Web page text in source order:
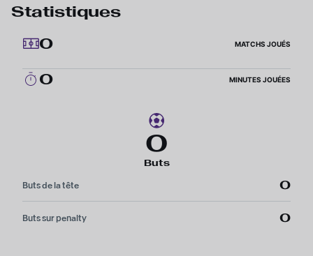
Statistiques
0
MATCHS JOUÉS
0 MINUTES JOUÉES
0
Buts
Buts de la tête 0
Buts sur penalty 0